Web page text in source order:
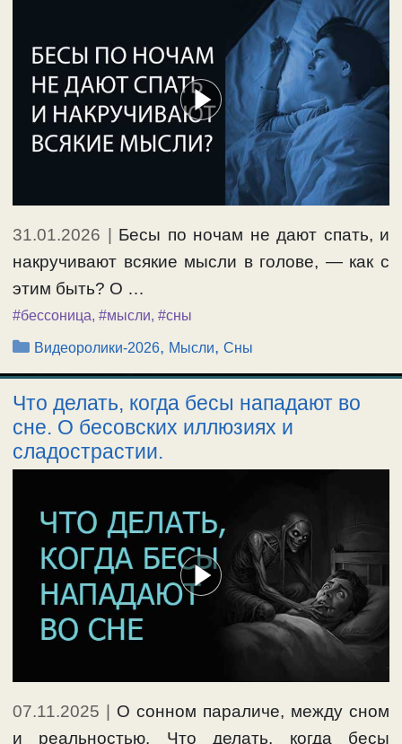
31.01.2026
Бесы по ночам не дают спать, и
накручивают всякие мысли в голове, — как с
этим быть? О …
#бессоница, #мысли, #сны
Рубрики
Видеоролики-2026, Мысли,Сны
Что делать, когда бесы нападают во
сне. О бесовских иллюзиях и
сладострастии.
07.11.2025
О сонном параличе, между сном
и реальностью. Что делать, когда бесы